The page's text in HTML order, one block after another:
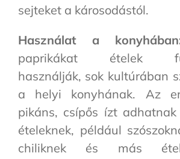
sejteket a károsodástól.
Használat a
paprikákat ételek
használják, sok kultúrában
a helyi konyhának. Az
pikáns, csípős ízt
ételeknek, például
chiliknek és más